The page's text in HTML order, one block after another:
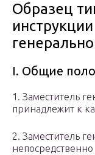
Образец
І. Общие
1. Заместитель
принадлежит к
2. Заместитель